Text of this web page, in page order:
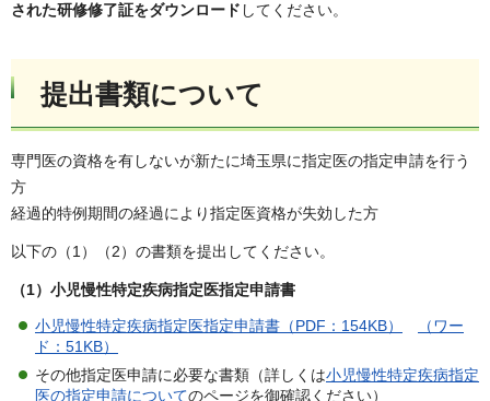
された研修修了証をダウンロード してください。
提出書類について
専門医の資格を有しないが新たに埼玉県に指定医の指定申請を行う
方
経過的特例期間の経過により指定医資格が失効した方
以下の（1）（2）の書類を提出してください。
（1）小児慢性特定疾病指定医指定申請書
小児慢性特定疾病指定医指定申請書（PDF：154KB）
（ワー
ド：51KB）
その他指定医申請に必要な書類（詳しくは小児慢性特定疾病指定
医の指定申請についてのページを御確認ください）